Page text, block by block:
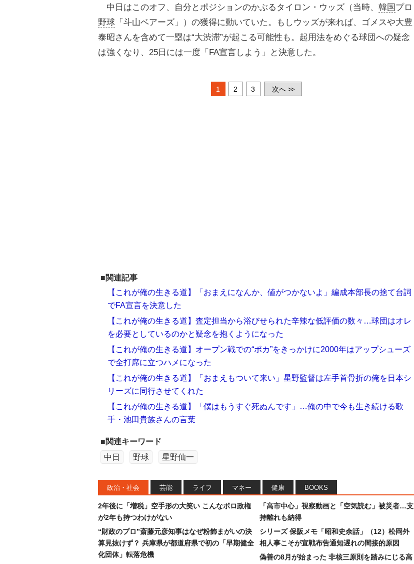
中日はこのオフ、自分とポジションのかぶるタイロン・ウッズ（当時、 韓国 プロ
野球 「斗山ベアーズ」）の獲得に動いていた。もしウッズが来れば、ゴメスや大豊
泰昭さんを含めて一塁は“大渋滞”が起こる可能性も。起用法をめぐる球団への疑念
は強くなり、25日には一度「FA宣言しよう」と決意した。
1 2 3 次へ >>
■関連記事
【これが俺の生きる道】「おまえになんか、値がつかないよ」編成本部長の捨て台詞
でFA宣言を決意した
【これが俺の生きる道】査定担当から浴びせられた辛辣な低評価の数々…球団はオレ
を必要としているのかと疑念を抱くようになった
【これが俺の生きる道】オープン戦での“ポカ”をきっかけに2000年はアップシューズ
で全打席に立つハメになった
【これが俺の生きる道】「おまえもついて来い」星野監督は左手首骨折の俺を日本シ
リーズに同行させてくれた
【これが俺の生きる道】「僕はもうすぐ死ぬんです」…俺の中で今も生き続ける歌
手・池田貴族さんの言葉
■関連キーワード
中日
野球 星野仙一
政治・社会 芸能 ライフ マネー 健康 BOOKS
2年後に「増税」空手形の大笑い こんなボロ政権
が2年も持つわけがない
“財政のプロ”斎藤元彦知事はなぜ粉飾まがいの決
算見抜けず？ 兵庫県が都道府県で初の「早期健全
化団体」転落危機
「高市中心」視察動画と「空気読む」被災者…支
持離れも納得
シリーズ 保阪メモ「昭和史余話」（12）松岡外
相人事こそが宣戦布告通知遅れの間接的原因
偽善の8月が始まった 非核三原則を踏みにじる高